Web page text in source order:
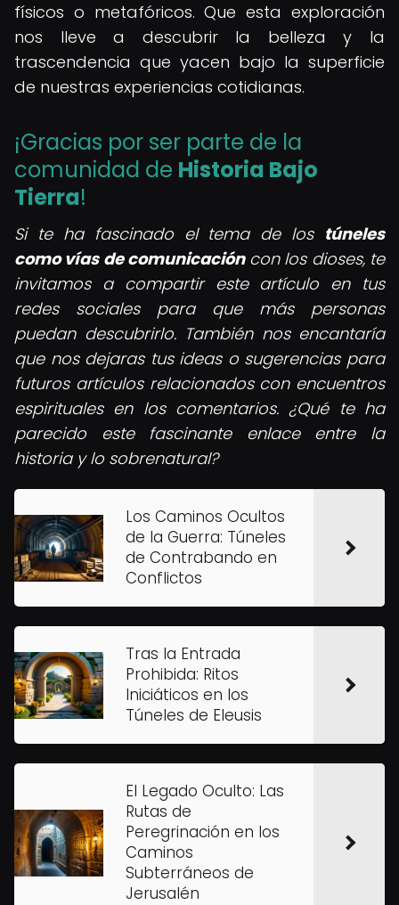
físicos o metafóricos. Que esta exploración
nos lleve a descubrir la belleza y la
trascendencia que yacen bajo la superficie
de nuestras experiencias cotidianas.
¡Gracias por ser parte de la
comunidad de Historia Bajo
Tierra!
Si te ha fascinado el tema de los túneles
como vías de comunicacióncon los dioses, te
invitamos a compartir este artículo en tus
redes sociales para que más personas
puedan descubrirlo. También nos encantaría
que nos dejaras tus ideas o sugerencias para
futuros artículos relacionados con encuentros
espirituales en los comentarios. ¿Qué te ha
parecido este fascinante enlace entre la
historia y lo sobrenatural?
Los Caminos Ocultos
de la Guerra: Túneles
de Contrabando en
Conflictos
Tras la Entrada
Prohibida: Ritos
Iniciáticos en los
Túneles de Eleusis
El Legado Oculto: Las
Rutas de
Peregrinación en los
Caminos
Subterráneos de
Jerusalén